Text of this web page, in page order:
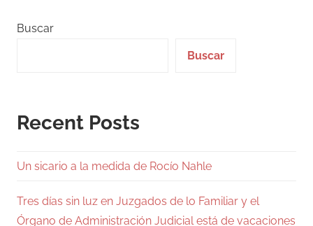
Buscar
Buscar
Recent Posts
Un sicario a la medida de Rocío Nahle
Tres días sin luz en Juzgados de lo Familiar y el
Órgano de Administración Judicial está de vacaciones